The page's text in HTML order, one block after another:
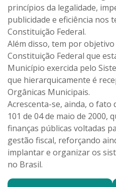
princípios da legalidade,
publicidade e eficiência nos
Constituição Federal.
Além disso, tem por
Constituição Federal que
Município exercida pelo
que hierarquicamente é
Orgânicas Municipais.
Acrescenta-se, ainda, o fato
101 de 04 de maio de 2000,
finanças públicas voltadas
gestão fiscal, reforçando
implantar e organizar os
no Brasil.